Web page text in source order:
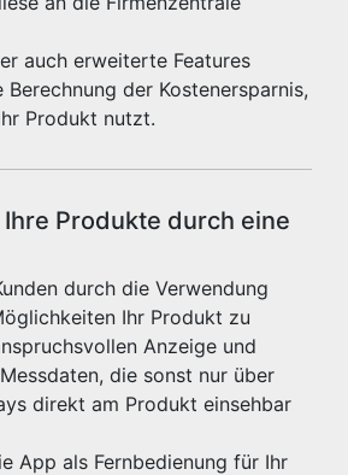
auch erweiterte Features
Berechnung der Kostenersparnis,
Produkt nutzt.
Produkte durch eine
durch die Verwendung
Ihr Produkt zu
Anzeige und
die sonst nur über
direkt am Produkt einsehbar
App als Fernbedienung für Ihr